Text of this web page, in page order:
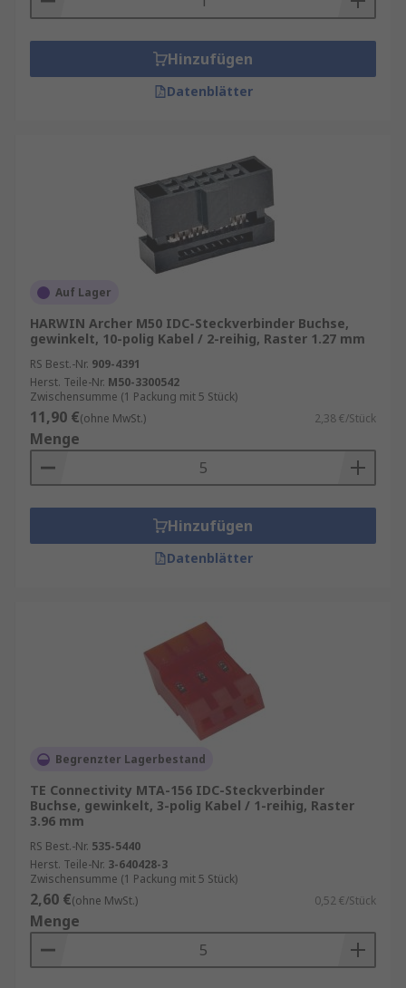
Hinzufügen
Datenblätter
Auf Lager
HARWIN Archer M50 IDC-Steckverbinder Buchse,
gewinkelt, 10-polig Kabel / 2-reihig, Raster 1.27 mm
RS Best.-Nr. 909-4391
Herst. Teile-Nr. M50-3300542
Zwischensumme (1 Packung mit 5 Stück)
11,90 €(ohne MwSt.) 2,38 €/Stück
Menge
Hinzufügen
Datenblätter
Begrenzter Lagerbestand
TE Connectivity MTA-156 IDC-Steckverbinder
Buchse, gewinkelt, 3-polig Kabel / 1-reihig, Raster
3.96 mm
RS Best.-Nr. 535-5440
Herst. Teile-Nr. 3-640428-3
Zwischensumme (1 Packung mit 5 Stück)
2,60 €(ohne MwSt.) 0,52 €/Stück
Menge